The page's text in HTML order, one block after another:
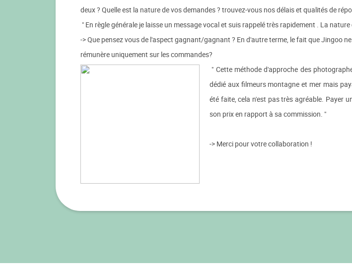
deux ? Quelle est la nature de vos demandes ? trouvez-vous nos délais et qualités de
" En règle générale je laisse un message vocal et suis rappelé très rapidement . La
-> Que pensez vous de l'aspect gagnant/gagnant ? En d'autre terme, le fait que Jingoo
rémunère uniquement sur les commandes?
" Cette méthode d'approche des
dédié aux filmeurs montagne et mer mais
été faite, cela n'est pas très agréable. Payer
son prix en rapport à sa commission. "
-> Merci pour votre collaboration !